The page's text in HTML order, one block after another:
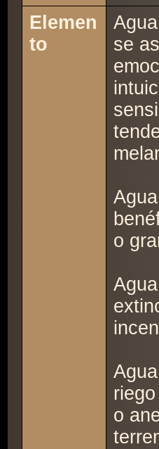
Elemen
to
se
o
o